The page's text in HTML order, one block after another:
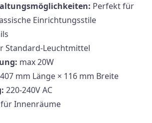
Perfekt für
Einrichtungsstile
Standard-Leuchtmittel
max 20W
407 mm Länge × 116 mm Breite
220-240V AC
für Innenräume